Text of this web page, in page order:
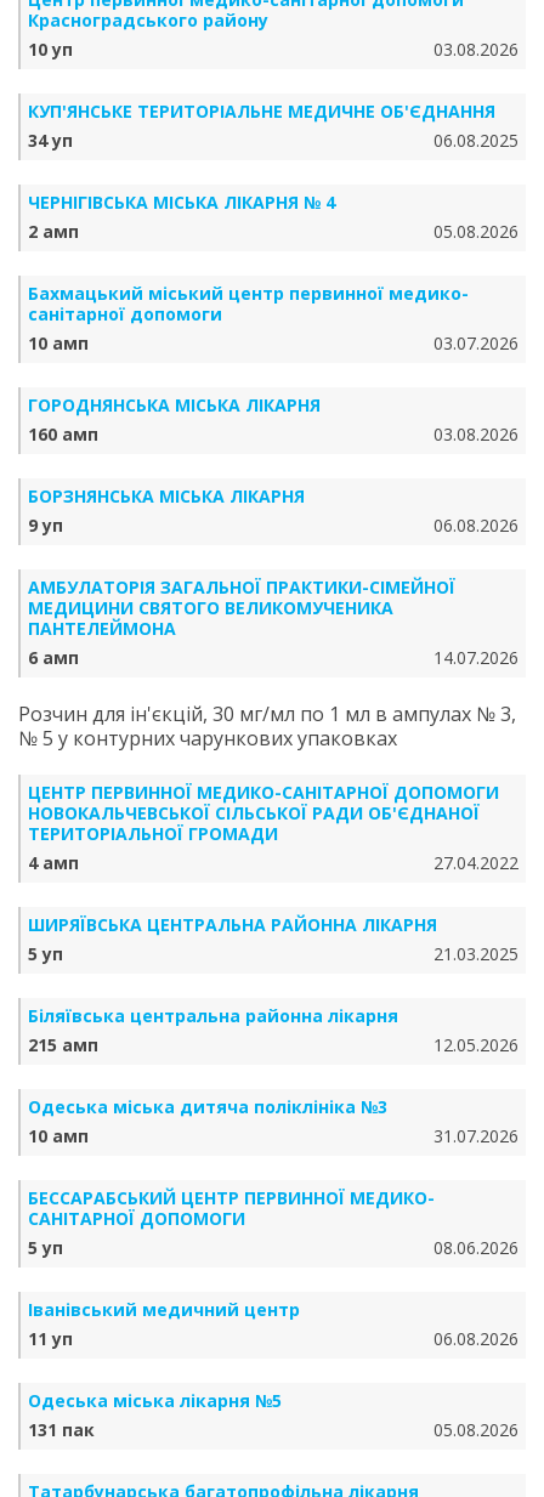
Красноградського району
10 уп
03.08.2026
КУП'ЯНСЬКЕ ТЕРИТОРІАЛЬНЕ МЕДИЧНЕ ОБ'ЄДНАННЯ
34 уп
06.08.2025
ЧЕРНІГІВСЬКА МІСЬКА ЛІКАРНЯ № 4
2 амп
05.08.2026
Бахмацький міський центр первинної медико-
санітарної допомоги
10 амп
03.07.2026
ГОРОДНЯНСЬКА МІСЬКА ЛІКАРНЯ
160 амп
03.08.2026
БОРЗНЯНСЬКА МІСЬКА ЛІКАРНЯ
9 уп
06.08.2026
АМБУЛАТОРІЯ ЗАГАЛЬНОЇ ПРАКТИКИ-СІМЕЙНОЇ
МЕДИЦИНИ СВЯТОГО ВЕЛИКОМУЧЕНИКА
ПАНТЕЛЕЙМОНА
6 амп
14.07.2026
Розчин для ін'єкцій, 30 мг/мл по 1 мл в ампулах № 3,
№ 5 у контурних чарункових упаковках
ЦЕНТР ПЕРВИННОЇ МЕДИКО-САНІТАРНОЇ ДОПОМОГИ
НОВОКАЛЬЧЕВСЬКОЇ СІЛЬСЬКОЇ РАДИ ОБ'ЄДНАНОЇ
ТЕРИТОРІАЛЬНОЇ ГРОМАДИ
4 амп
27.04.2022
ШИРЯЇВСЬКА ЦЕНТРАЛЬНА РАЙОННА ЛІКАРНЯ
5 уп
21.03.2025
Біляївська центральна районна лікарня
215 амп
12.05.2026
Одеська міська дитяча поліклініка №3
10 амп
31.07.2026
БЕССАРАБСЬКИЙ ЦЕНТР ПЕРВИННОЇ МЕДИКО-
САНІТАРНОЇ ДОПОМОГИ
5 уп
08.06.2026
Іванівський медичний центр
11 уп
06.08.2026
Одеська міська лікарня №5
131 пак
05.08.2026
Татарбунарська багатопрофільна лікарня